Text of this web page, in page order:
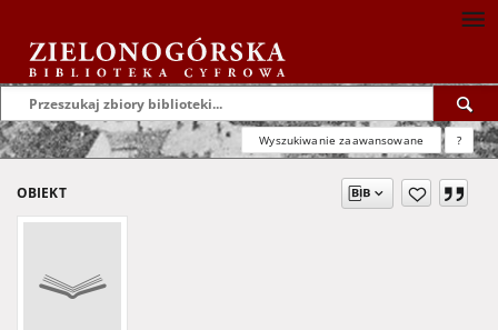
Wyszukiwanie zaawansowane ?
OBIEKT